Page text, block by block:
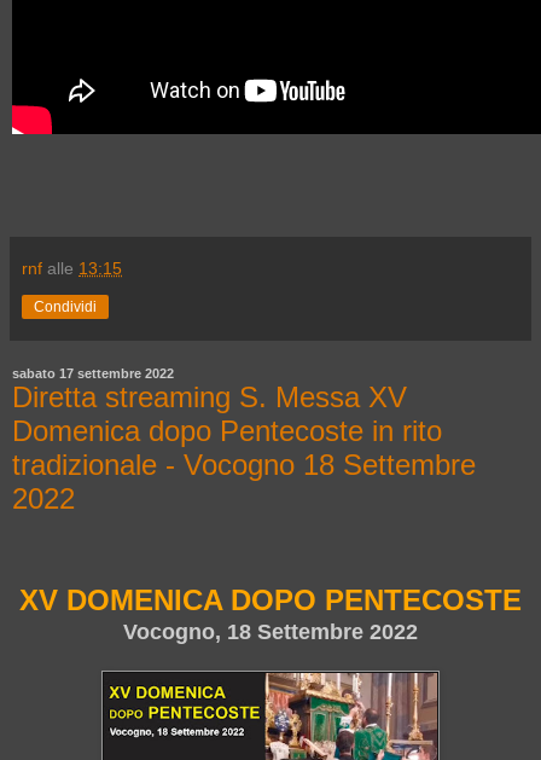
rnf alle 13:15
Condividi
sabato 17 settembre 2022
Diretta streaming S. Messa XV
Domenica dopo Pentecoste in rito
tradizionale - Vocogno 18 Settembre
2022
XV DOMENICA DOPO PENTECOSTE
Vocogno, 18 Settembre 2022